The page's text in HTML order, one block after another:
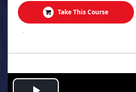
Take This Course
.